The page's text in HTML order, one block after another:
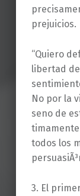
prejuicios.
“Quiero
libertad
No por la
seno de
todos los
3. El